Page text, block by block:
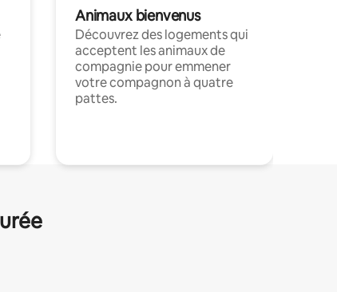
Animaux bienvenus
Découvrez des logements qui
acceptent les animaux de
compagnie pour emmener
votre compagnon à quatre
pattes.